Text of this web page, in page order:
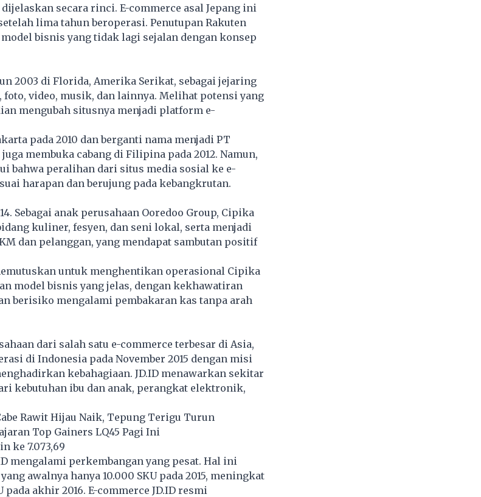
secara rinci. E-commerce asal Jepang ini
lima tahun beroperasi. Penutupan Rakuten
bisnis yang tidak lagi sejalan dengan konsep
2003 di Florida, Amerika Serikat, sebagai jejaring
foto, video, musik, dan lainnya. Melihat potensi yang
mengubah situsnya menjadi platform e-
pada 2010 dan berganti nama menjadi PT
membuka cabang di Filipina pada 2012. Namun,
bahwa peralihan dari situs media sosial ke e-
harapan dan berujung pada kebangkrutan.
Sebagai anak perusahaan Ooredoo Group, Cipika
kuliner, fesyen, dan seni lokal, serta menjadi
dan pelanggan, yang mendapat sambutan positif
untuk menghentikan operasional Cipika
model bisnis yang jelas, dengan kekhawatiran
berisiko mengalami pembakaran kas tanpa arah
dari salah satu e-commerce terbesar di Asia,
di Indonesia pada November 2015 dengan misi
kebahagiaan. JD.ID menawarkan sekitar
kebutuhan ibu dan anak, perangkat elektronik,
Rawit Hijau Naik, Tepung Terigu Turun
Top Gainers LQ45 Pagi Ini
ke 7.073,69
mengalami perkembangan yang pesat. Hal ini
awalnya hanya 10.000 SKU pada 2015, meningkat
akhir 2016. E-commerce JD.ID resmi